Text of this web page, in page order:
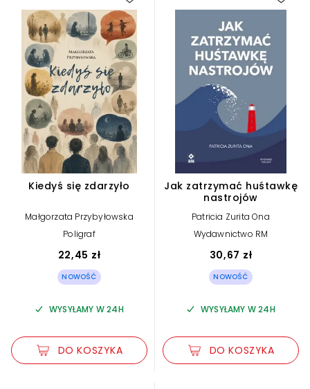
Kiedyś się zdarzyło
Małgorzata Przybyłowska
Poligraf
22,45 zł
NOWOŚĆ
WYSYŁAMY W 24H
DO KOSZYKA
Jak zatrzymać huśtawkę
nastrojów
Patricia Zurita Ona
Wydawnictwo RM
30,67 zł
NOWOŚĆ
WYSYŁAMY W 24H
DO KOSZYKA